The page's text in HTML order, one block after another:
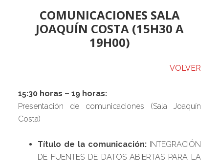
COMUNICACIONES SALA
JOAQUÍN COSTA (15H30 A
19H00)
VOLVER
15:30 horas – 19 horas:
Presentación de comunicaciones (Sala Joaquín
Costa)
Título de la comunicación: INTEGRACIÓN
DE FUENTES DE DATOS ABIERTAS PARA LA